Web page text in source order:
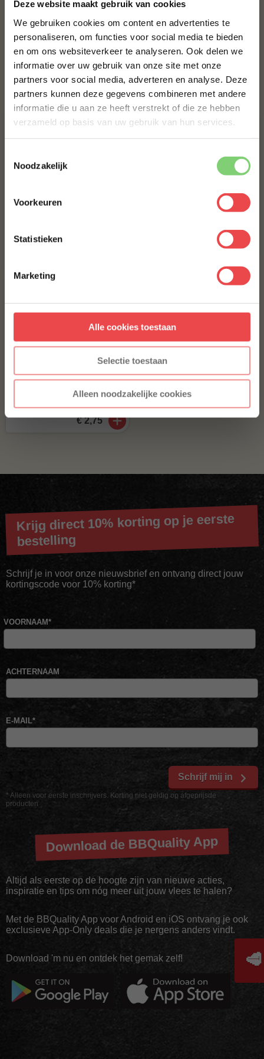
Deze website maakt gebruik van cookies
We gebruiken cookies om content en advertenties te
personaliseren, om functies voor social media te bieden
en om ons websiteverkeer te analyseren. Ook delen we
informatie over uw gebruik van onze site met onze
partners voor social media, adverteren en analyse. Deze
partners kunnen deze gegevens combineren met andere
informatie die u aan ze heeft verstrekt of die ze hebben
verzameld op basis van uw gebruik van hun services.
Noodzakelijk
Voorkeuren
Statistieken
Marketing
Alle cookies toestaan
Selectie toestaan
Alleen noodzakelijke cookies
BBQUALITY SATÉSAUS
€ 5,50
Bestel alles
€ 2,75
10% korting op je
eerste bestelling*
Schrijf je in voor onze nieuwsbrief en ontvang direct
10% korting op jouw eerste bestelling.
ACHTERNAAM
* Alleen voor nieuwe inschrijvers, korting niet geldig op reeds
afgeprijsde producten.
Krijg direct 10% korting op je eerste
bestelling
Schrijf je in voor onze nieuwsbrief en ontvang direct jouw
kortingscode voor 10% korting*
* Alleen voor eerste inschrijvers. Korting niet geldig op afgeprijsde
producten
VOORNAAM*
ACHTERNAAM
E-MAIL*
Schrijf mij in
Download de BBQuality App
Altijd als eerste op de hoogte zijn van nieuwe acties,
inspiratie en tips om nóg meer uit jouw vlees te halen?
Met de BBQuality App voor Android en iOS ontvang je ook
exclusieve App-Only deals die je nergens anders vindt.
Download 'm nu en ontdek het gemak zelf! 🥩